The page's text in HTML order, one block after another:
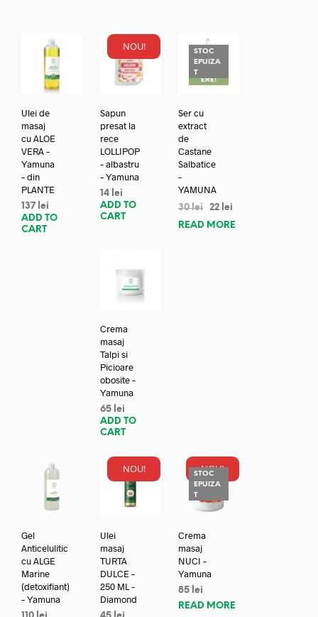
Ulei de
masaj
cu ALOE
VERA –
Yamuna
– din
PLANTE
137 lei
ADD TO
CART
NOU!
Sapun
presat la
rece
LOLLIPOP
– albastru
– Yamuna
14 lei
ADD TO
CART
STOC
EPUIZA
TREDUC
ERE!
Ser cu
extract
de
Castane
Salbatice
–
YAMUNA
30lei 22 lei
READ MORE
Crema
masaj
Talpi si
Picioare
obosite –
Yamuna
65 lei
ADD TO
CART
Gel
Anticelulitic
cu ALGE
Marine
(detoxifiant)
– Yamuna
NOU!
Ulei
masaj
TURTA
DULCE –
250 ML –
Diamond
NOU!
STOC
EPUIZA
T
Crema
masaj
NUCI –
Yamuna
85 lei
READ MORE